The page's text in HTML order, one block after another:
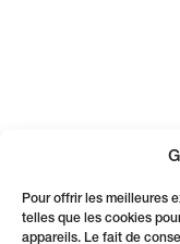
Pour offrir les meilleures
telles que les cookies
appareils. Le fait de